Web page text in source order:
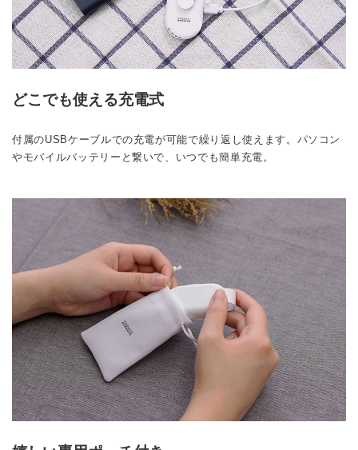
どこでも使える充電式
付属のUSBケーブルでの充電が可能で繰り返し使えます。パソコン
やモバイルバッテリーと繋いで、いつでも簡単充電。